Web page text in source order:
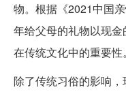
物。根据《2021中国
年给父母的礼物以现
在传统文化中的重要性。
除了传统习俗的影响